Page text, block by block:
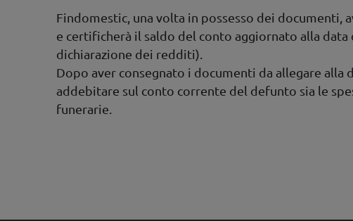
Findomestic, una volta in possesso dei documenti,
e certificherà il saldo del conto aggiornato alla
dichiarazione dei redditi).
Dopo aver consegnato i documenti da allegare alla
addebitare sul conto corrente del defunto sia le
funerarie.